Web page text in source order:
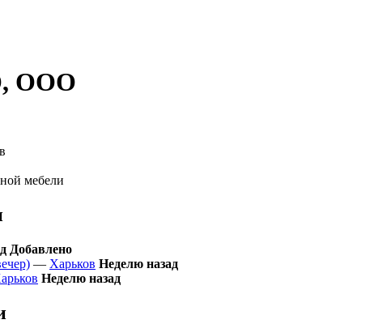
ООО
мебели
Добавлено
— Харьков Неделю назад
Неделю назад